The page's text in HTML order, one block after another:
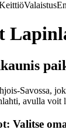
Valaistus
Savossa,
avulla voit
Valitse